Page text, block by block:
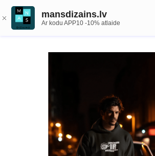
mansdizains.lv
Ar kodu APP10 -10% atlaide